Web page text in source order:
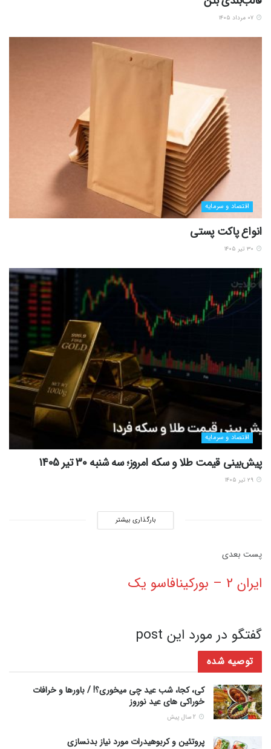
اقتصاد و سرمایه
انواع پاکت پستی
اقتصاد و سرمایه
پیش‌بینی قیمت طلا و سکه امروز؛ سه شنبه 30 تیر 1405
بارگذاری بیشتر
پست‌ بعدی
ایران 2 – بورکینافاسو یک
گفتگو در مورد این post
توصیه شده
کی، کجا، شب عید چی میخوری؟! / باورها و خرافات
خوراکی های عید نوروز
پروتئین و کربوهیدرات مورد نیاز بدنسازی